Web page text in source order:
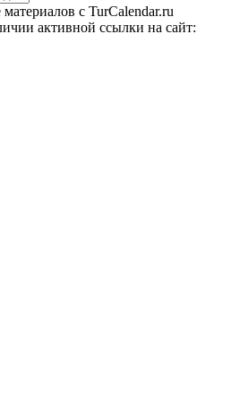
c TurCalendar.ru
активной ссылки на сайт: